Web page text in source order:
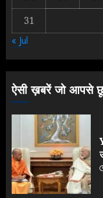
3
31
« Jul
ऐसी ख़बरें जो आपसे